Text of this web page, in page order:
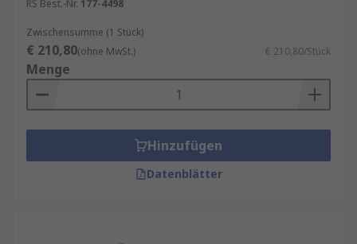
RS Best.-Nr. 177-4498
Zwischensumme (1 Stück)
€ 210,80(ohne MwSt.) € 210,80/Stück
Menge
Hinzufügen
Datenblätter